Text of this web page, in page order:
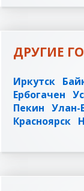
ДРУГИЕ
Иркутск
Ербогачен
Пекин Улан-
Красноярск